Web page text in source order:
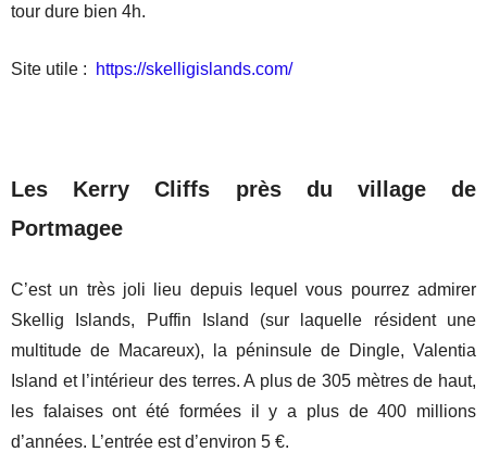
tour dure bien 4h.
Site utile : https://skelligislands.com/
Les Kerry Cliffs près du village de
Portmagee
C’est un très joli lieu depuis lequel vous pourrez admirer
Skellig Islands, Puffin Island (sur laquelle résident une
multitude de Macareux), la péninsule de Dingle, Valentia
Island et l’intérieur des terres. A plus de 305 mètres de haut,
les falaises ont été formées il y a plus de 400 millions
d’années. L’entrée est d’environ 5 €.